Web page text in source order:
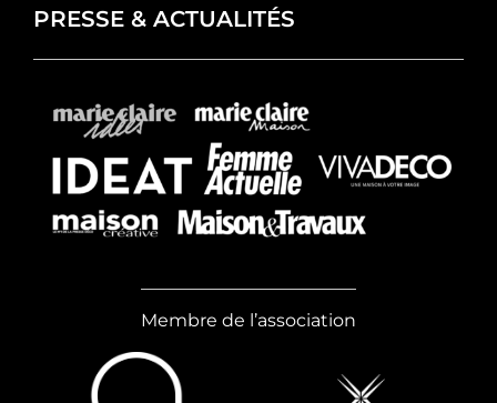
PRESSE & ACTUALITÉS
Membre de l’association